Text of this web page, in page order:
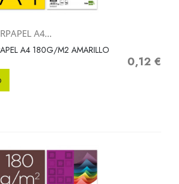
A4...
A4 180G/M2 AMARILLO
Precio
0,12 €